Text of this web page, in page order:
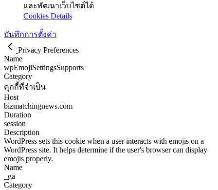
และพัฒนาเว็บไซต์ได้
Cookies Details
บันทึกการตั้งค่า
Privacy Preferences
Name
wpEmojiSettingsSupports
Category
คุกกี้ที่จำเป็น
Host
bizmatchingnews.com
Duration
session
Description
WordPress sets this cookie when a user interacts with emojis on a
WordPress site. It helps determine if the user's browser can display
emojis properly.
Name
_ga
Category